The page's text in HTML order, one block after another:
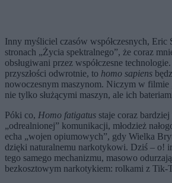
Inny myśliciel czasów współczesnych, Eric
stronach „Życia spektralnego”, że coraz
obsługiwani przez współczesne
przyszłości odwrotnie, to homo sapiens
nowoczesnym maszynom. Niczym w filmie
nie tylko służącymi maszyn, ale ich
Póki co, Homo fatigatus staje coraz
„odrealnionej” komunikacji, młodzież
echa „wojen opiumowych”, gdy Wielka
dzięki naturalnemu narkotykowi. Dziś – o!
tego samego mechanizmu, masowo
bezkosztowym narkotykiem: rolkami z Tik-